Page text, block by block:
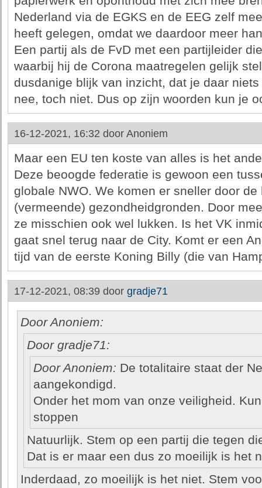
Nederland via de EGKS en de EEG zelf
heeft gelegen, omdat we daardoor meer
Een partij als de FvD met een partijleider
waarbij hij de Corona maatregelen gelijk
dusdanige blijk van inzicht, dat je daar
nee, toch niet. Dus op zijn woorden kun je
16-12-2021, 16:32 door Anoniem
Maar een EU ten koste van alles is het
Deze beoogde federatie is gewoon een
globale NWO. We komen er sneller door
(vermeende) gezondheidgronden. Door
ze misschien ook wel lukken. Is het VK
gaat snel terug naar de City. Komt er een
tijd van de eerste Koning Billy (die van
17-12-2021, 08:39 door gradje71
Door Anoniem:
Door gradje71:
Door Anoniem: De totalitaire staat der
aangekondigd.
Onder het mom van onze veiligheid.
stoppen
Natuurlijk. Stem op een partij die tegen
Dat is er maar een dus zo moeilijk is het
Inderdaad, zo moeilijk is het niet. Stem